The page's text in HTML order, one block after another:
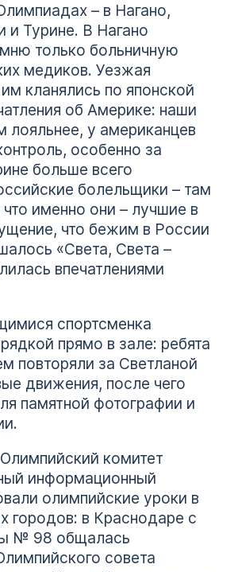
– в Нагано,
и Турине. В Нагано
только больничную
медиков. Уезжая
кланялись по японской
об Америке: наши
лояльнее, у американцев
особенно за
больше всего
болельщики – там
именно они – лучшие в
что бежим в России
«Света, Света –
впечатлениями
спортсменка
прямо в зале: ребята
повторяли за Светланой
движения, после чего
памятной фотографии и
комитет
информационный
олимпийские уроки в
городов: в Краснодаре с
№ 98 общалась
совета